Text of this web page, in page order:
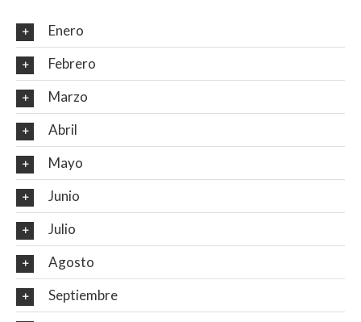
Enero
Febrero
Marzo
Abril
Mayo
Junio
Julio
Agosto
Septiembre